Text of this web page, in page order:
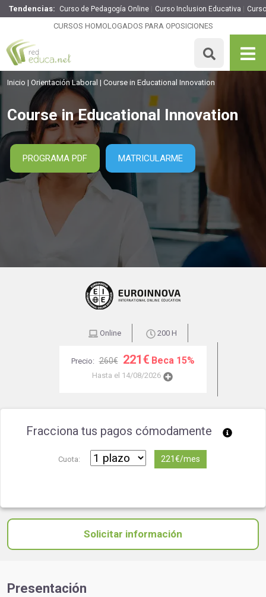
Tendencias: Curso de Pedagogía Online Curso Inclusion Educativa
CURSOS HOMOLOGADOS PARA OPOSICIONES
Course in Educational Innovation
Inicio Orientación Laboral Course in Educational Innovation
Course in Educational Innovation
PROGRAMA PDF MATRICULARME
Online 200 H
Precio: 260€ 221€ Beca 15%
Hasta el 14/08/2026
Fracciona tus pagos cómodamente
Cuota: 221€/mes
Solicitar información
Presentación